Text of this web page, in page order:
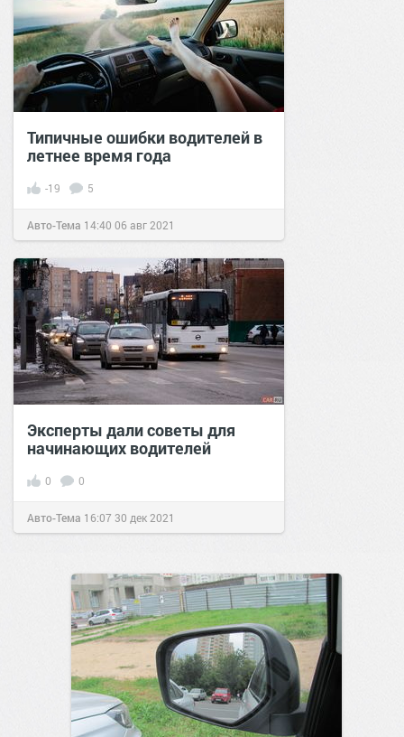
Типичные ошибки водителей в
летнее время года
-19 5
Авто-Тема 14:40 06 авг 2021
Эксперты дали советы для
начинающих водителей
0 0
Авто-Тема 16:07 30 дек 2021